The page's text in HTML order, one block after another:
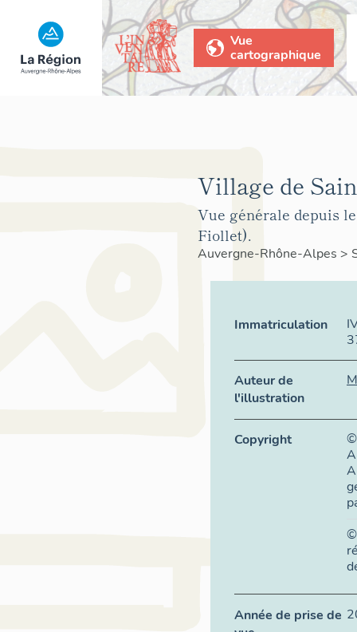
Vue
cartographique
Village de
Vue générale depuis
Fiollet).
Auvergne-Rhône-Alpes >
Immatriculation
Auteur de
l'illustration
Copyright
©
Année de prise de